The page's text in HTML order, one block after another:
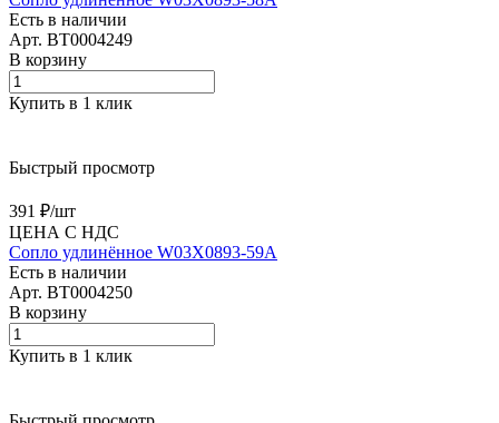
Есть в наличии
Арт. BT0004249
В корзину
Купить в 1 клик
Быстрый просмотр
391 ₽/шт
ЦЕНА С НДС
Сопло удлинённое W03X0893-59A
Есть в наличии
Арт. BT0004250
В корзину
Купить в 1 клик